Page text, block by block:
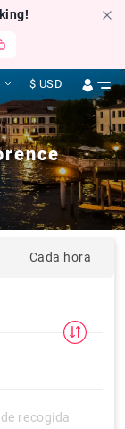
$ USD
Cada hora